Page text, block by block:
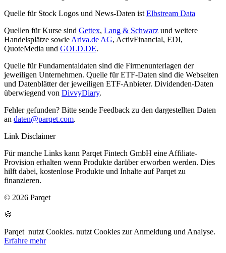
Quelle für Stock Logos und News-Daten ist Elbstream Data
Quellen für Kurse sind Gettex, Lang & Schwarz und weitere
Handelsplätze sowie Ariva.de AG, ActivFinancial, EDI,
QuoteMedia und GOLD.DE.
Quelle für Fundamentaldaten sind die Firmenunterlagen der
jeweiligen Unternehmen. Quelle für ETF-Daten sind die Webseiten
und Datenblätter der jeweiligen ETF-Anbieter. Dividenden-Daten
überwiegend von DivvyDiary.
Fehler gefunden? Bitte sende Feedback zu den dargestellten Daten
an daten@parqet.com.
Link Disclaimer
Für manche Links kann Parqet Fintech GmbH eine Affiliate-
Provision erhalten wenn Produkte darüber erworben werden. Dies
hilft dabei, kostenlose Produkte und Inhalte auf Parqet zu
finanzieren.
© 2026 Parqet
🍪
Parqet nutzt Cookies. nutzt Cookies zur Anmeldung und Analyse.
Erfahre mehr